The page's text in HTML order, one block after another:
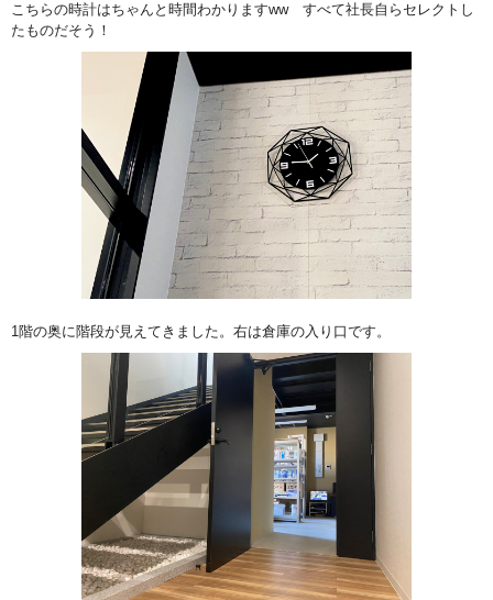
こちらの時計はちゃんと時間わかりますww すべて社長自らセレクトし
たものだそう！
1階の奥に階段が見えてきました。右は倉庫の入り口です。